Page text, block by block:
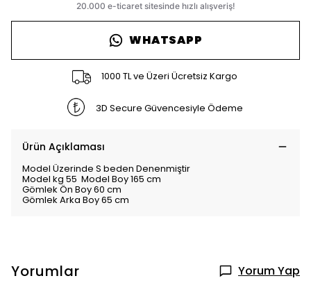
WHATSAPP
1000 TL ve Üzeri Ücretsiz Kargo
3D Secure Güvencesiyle Ödeme
Ürün Açıklaması
Model Üzerinde S beden Denenmiştir
Model kg 55 Model Boy 165 cm
Gömlek Ön Boy 60 cm
Gömlek Arka Boy 65 cm
Yorumlar Yorum Yap